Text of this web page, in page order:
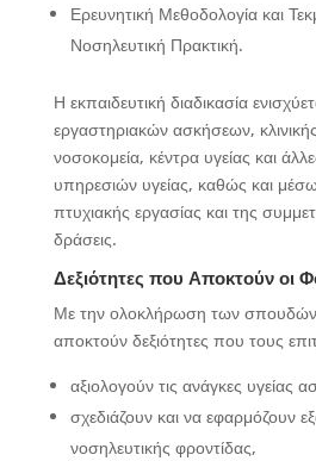
Ερευνητική Μεθοδολογία και
Νοσηλευτική Πρακτική.
Η εκπαιδευτική διαδικασία
εργαστηριακών ασκήσεων,
νοσοκομεία, κέντρα υγείας και
υπηρεσιών υγείας, καθώς και
πτυχιακής εργασίας και της
δράσεις.
Δεξιότητες που Αποκτούν οι
Με την ολοκλήρωση των σπουδών
αποκτούν δεξιότητες που τους
αξιολογούν τις ανάγκες υγείας
σχεδιάζουν και να εφαρμόζουν
νοσηλευτικής φροντίδας,